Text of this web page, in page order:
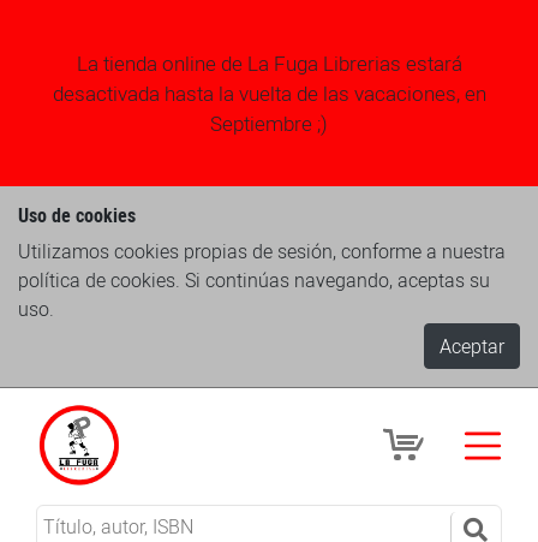
La tienda online de La Fuga Librerias estará
desactivada hasta la vuelta de las vacaciones, en
Septiembre ;)
Uso de cookies
Utilizamos cookies propias de sesión, conforme a nuestra
política de cookies. Si continúas navegando, aceptas su
uso.
Aceptar